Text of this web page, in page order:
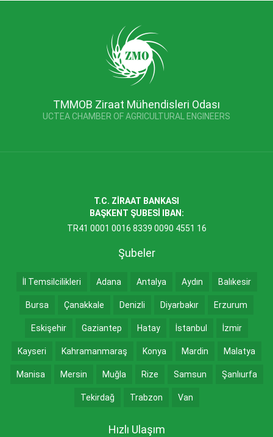
TMMOB Ziraat Mühendisleri Odası
UCTEA CHAMBER OF AGRICULTURAL ENGINEERS
T.C. ZİRAAT BANKASI
BAŞKENT ŞUBESİ IBAN:
TR41 0001 0016 8339 0090 4551 16
Şubeler
İl Temsilcilikleri Adana Antalya Aydın Balıkesir
Bursa Çanakkale Denizli Diyarbakır Erzurum
Eskişehir Gaziantep Hatay İstanbul İzmir
Kayseri Kahramanmaraş Konya Mardin Malatya
Manisa Mersin Muğla Rize Samsun Şanlıurfa
Tekirdağ Trabzon Van
Hızlı Ulaşım